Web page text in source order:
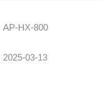
AP-HX-800
2025-03-13